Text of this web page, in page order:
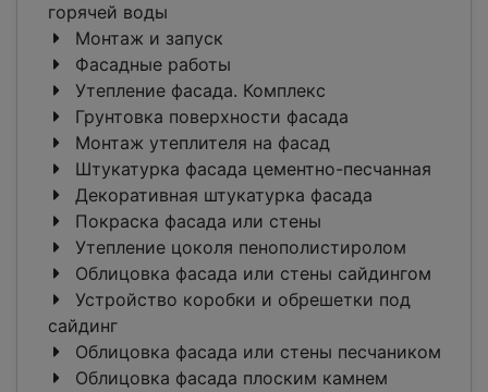
горячей воды
Монтаж и запуск
Фасадные работы
Утепление фасада. Комплекс
Грунтовка поверхности фасада
Монтаж утеплителя на фасад
Штукатурка фасада цементно-песчанная
Декоративная штукатурка фасада
Покраска фасада или стены
Утепление цоколя пенополистиролом
Облицовка фасада или стены сайдингом
Устройство коробки и обрешетки под
сайдинг
Облицовка фасада или стены песчаником
Облицовка фасада плоским камнем